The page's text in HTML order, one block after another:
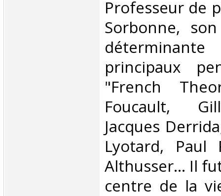
Professeur de
Sorbonne,
principaux
"French
Foucault,
Jacques
Lyotard, Paul
Althusser... Il
centre de la